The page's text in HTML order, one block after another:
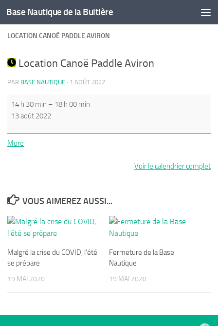
Skip to content
Base Nautique de la Bultière
LOCATION CANOË PADDLE AVIRON
Location Canoë Paddle Aviron
PAR BASE NAUTIQUE · 1 AOÛT 2022
Location
Canoë
Aviron
14 h 30 min – 18 h 00 min
13 août 2022
More
Voir le calendrier complet
VOUS AIMEREZ AUSSI...
Malgré la crise du COVID, l’été
se prépare
19 MAI 2020
Fermeture de la Base
Nautique
19 MAI 2020